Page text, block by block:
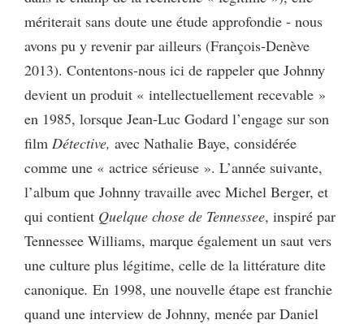
mériterait sans doute une étude approfondie - nous
avons pu y revenir par ailleurs (François-Denève
2013). Contentons-nous ici de rappeler que Johnny
devient un produit « intellectuellement recevable »
en 1985, lorsque Jean-Luc Godard l’engage sur son
film Détective, avec Nathalie Baye, considérée
comme une « actrice sérieuse ». L’année suivante,
l’album que Johnny travaille avec Michel Berger, et
qui contient Quelque chose de Tennessee, inspiré par
Tennessee Williams, marque également un saut vers
une culture plus légitime, celle de la littérature dite
canonique. En 1998, une nouvelle étape est franchie
quand une interview de Johnny, menée par Daniel